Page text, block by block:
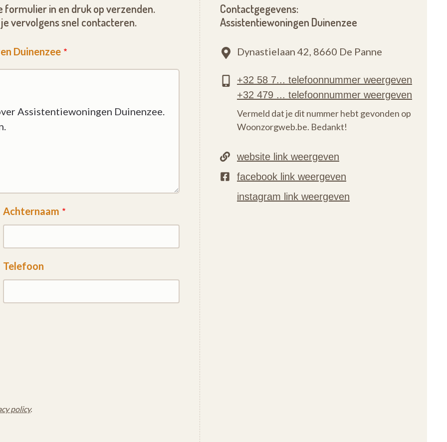
in en druk op verzenden.
vervolgens snel contacteren.
Duinenzee
Achternaam
Telefoon
policy.
Contactgegevens:
Assistentiewoningen Duinenzee
Dynastielaan 42, 8660 De Panne
Vermeld dat je dit nummer hebt gevonden op
Woonzorgweb.be. Bedankt!